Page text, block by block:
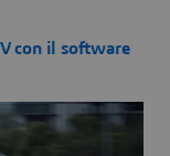
con il software